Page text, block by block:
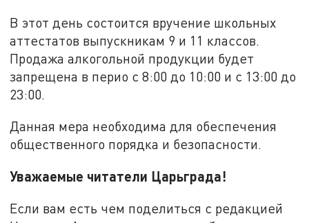
В этот день состоится вручение школьных
аттестатов выпускникам 9 и 11 классов.
Продажа алкогольной продукции будет
запрещена в перио с 8:00 до 10:00 и с 13:00 до
23:00.
Данная мера необходима для обеспечения
общественного порядка и безопасности.
Уважаемые читатели Царьграда!
Если вам есть чем поделиться с редакцией